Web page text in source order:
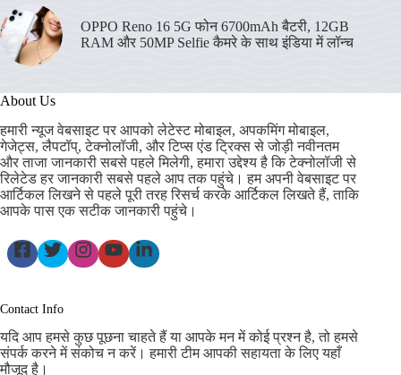
OPPO Reno 16 5G फोन 6700mAh बैटरी, 12GB
RAM और 50MP Selfie कैमरे के साथ इंडिया में लॉन्च
About Us
हमारी न्यूज वेबसाइट पर आपको लेटेस्ट मोबाइल, अपकमिंग मोबाइल,
गेजेट्स, लैपटॉप्, टेक्नोलॉजी, और टिप्स एंड ट्रिक्स से जोड़ी नवीनतम
और ताजा जानकारी सबसे पहले मिलेगी, हमारा उद्देश्य है कि टेक्नोलॉजी से
रिलेटेड हर जानकारी सबसे पहले आप तक पहुंचे। हम अपनी वेबसाइट पर
आर्टिकल लिखने से पहले पूरी तरह रिसर्च करके आर्टिकल लिखते हैं, ताकि
आपके पास एक सटीक जानकारी पहुंचे।
Contact Info
यदि आप हमसे कुछ पूछना चाहते हैं या आपके मन में कोई प्रश्न है, तो हमसे
संपर्क करने में संकोच न करें। हमारी टीम आपकी सहायता के लिए यहाँ
मौजूद है।